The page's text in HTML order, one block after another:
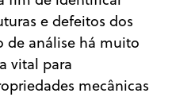
e defeitos dos
de análise há muito
vital para
mecânicas